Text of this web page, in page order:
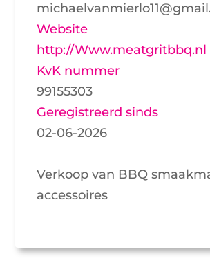
Website
http://Www.meatgritbbq.nl
KvK nummer
99155303
Geregistreerd sinds
02-06-2026
Verkoop van BBQ
accessoires